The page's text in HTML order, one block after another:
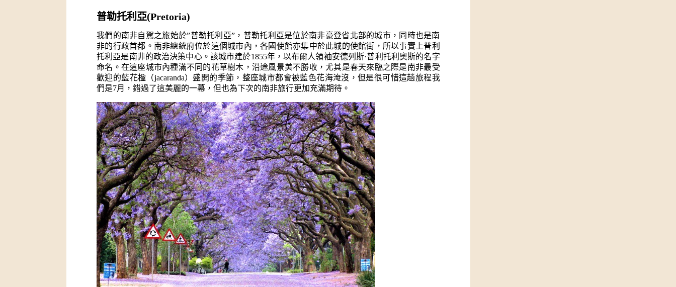
普勒托利亞(Pretoria)
我們的南非自駕之旅始於”普勒托利亞”，普勒托利亞是位於南非豪登省北部的城市，同時也是南
非的行政首都。南非總統府位於這個城市內，各國使館亦集中於此城的使館街，所以事實上普利
托利亞是南非的政治決策中心。該城市建於1855年，以布爾人領袖安德列斯·普利托利奧斯的名字
命名。在這座城市內種滿不同的花草樹木，沿途風景美不勝收，尤其是春天來臨之際是南非最受
歡迎的藍花楹（jacaranda）盛開的季節，整座城市都會被藍色花海淹沒，但是很可惜這趟旅程我
們是7月，錯過了這美麗的一幕，但也為下次的南非旅行更加充滿期待。